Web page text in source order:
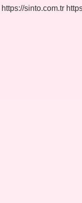
https://sinto.com.tr